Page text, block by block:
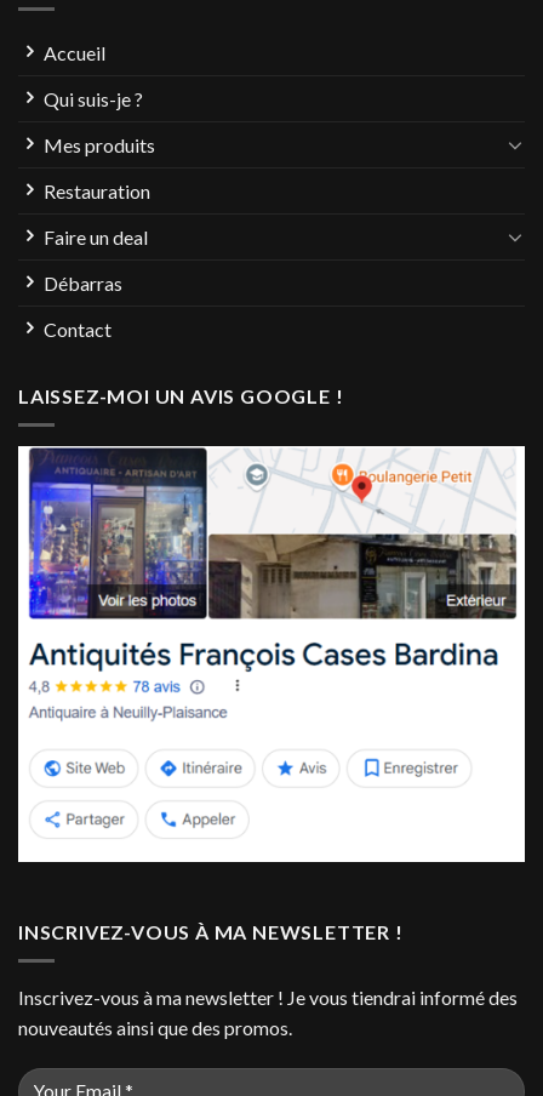
Accueil
Qui suis-je ?
Mes produits
Restauration
Faire un deal
Débarras
Contact
LAISSEZ-MOI UN AVIS GOOGLE !
INSCRIVEZ-VOUS À MA NEWSLETTER !
Inscrivez-vous à ma newsletter ! Je vous tiendrai informé des
nouveautés ainsi que des promos.